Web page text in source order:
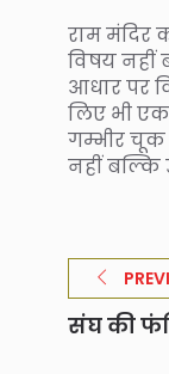
राम मंदिर
विषय नहीं
आधार पर
लिए भी एक
गम्भीर चूक
नहीं बल्कि
संघ की